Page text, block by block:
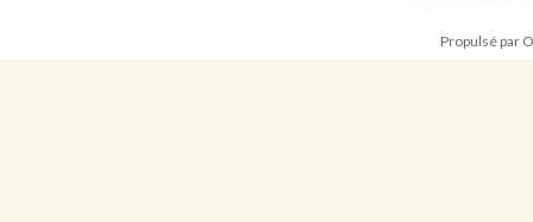
Propulsé par